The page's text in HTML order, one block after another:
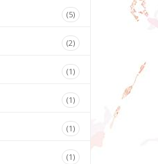
(5)
(2)
(1)
(1)
(1)
(1)